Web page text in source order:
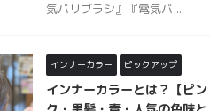
気バリブラシ』『電気バ ...
インナーカラー ピックアップ
インナーカラーとは？【ピン